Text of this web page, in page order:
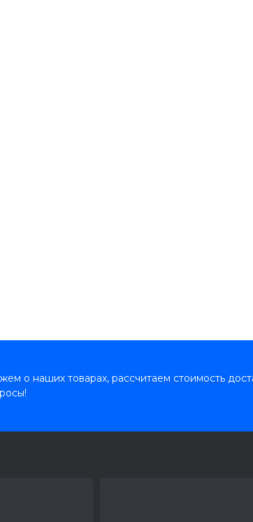
о наших товарах, рассчитаем стоимость